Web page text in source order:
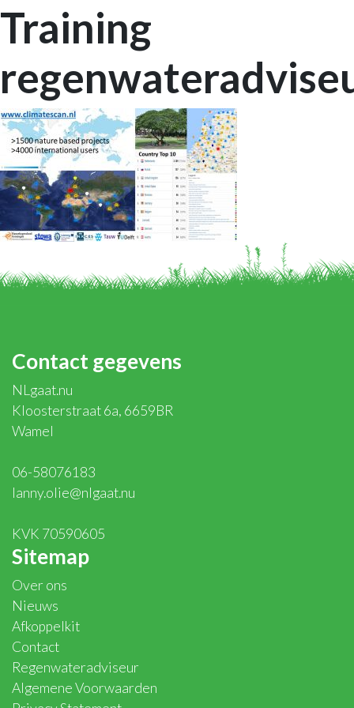
Training
Contact gegevens
NLgaat.nu
Kloosterstraat 6a, 6659BR
Wamel
06-58076183
lanny.olie@nlgaat.nu
KVK 70590605
Sitemap
Over ons
Nieuws
Afkoppelkit
Contact
Regenwateradviseur
Algemene Voorwaarden